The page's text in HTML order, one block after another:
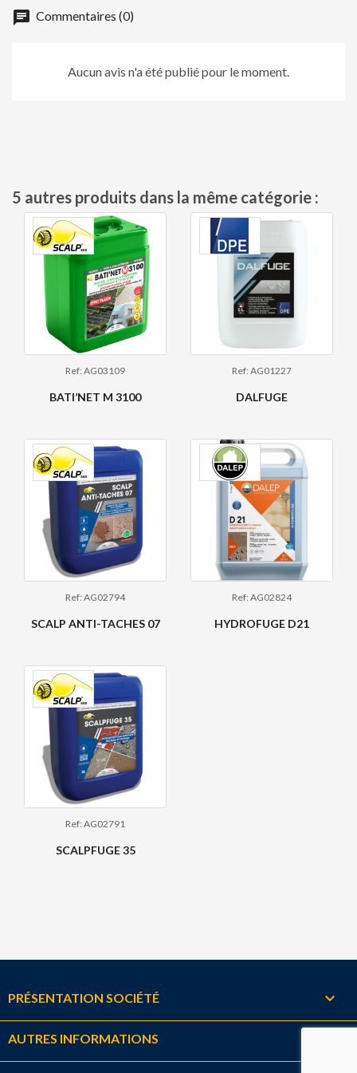
chat Commentaires (0)
Aucun avis n'a été publié pour le moment.
5 autres produits dans la même catégorie :
Ref: AG03109
BATI’NET M 3100
Ref: AG01227
DALFUGE
Ref: AG02794
SCALP ANTI-TACHES 07
Ref: AG02824
HYDROFUGE D21
Ref: AG02791
SCALPFUGE 35
PRÉSENTATION SOCIÉTÉ 
AUTRES INFORMATIONS